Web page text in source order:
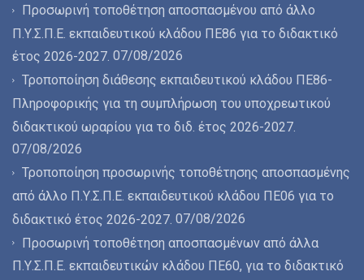
Προσωρινή τοποθέτηση αποσπασμένου από άλλο
Π.Υ.Σ.Π.Ε. εκπαιδευτικού κλάδου ΠΕ86 για το διδακτικό
έτος 2026-2027. 07/08/2026
Τροποποίηση διάθεσης εκπαιδευτικού κλάδου ΠΕ86-
Πληροφορικής για τη συμπλήρωση του υποχρεωτικού
διδακτικού ωραρίου για το διδ. έτος 2026-2027.
07/08/2026
Τροποποίηση προσωρινής τοποθέτησης αποσπασμένης
από άλλο Π.Υ.Σ.Π.Ε. εκπαιδευτικού κλάδου ΠΕ06 για το
διδακτικό έτος 2026-2027. 07/08/2026
Προσωρινή τοποθέτηση αποσπασμένων από άλλα
Π.Υ.Σ.Π.Ε. εκπαιδευτικών κλάδου ΠΕ60, για το διδακτικό